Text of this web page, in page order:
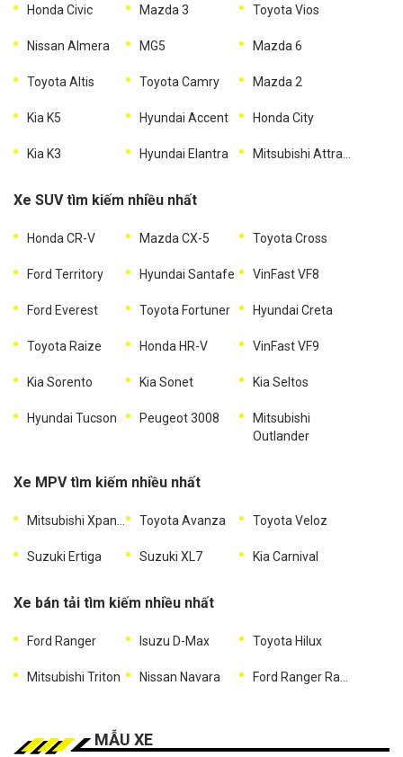
Honda Civic Mazda 3 Toyota Vios
Nissan Almera MG5 Mazda 6
Toyota Altis Toyota Camry Mazda 2
Kia K5 Hyundai Accent Honda City
Kia K3 Hyundai Elantra Mitsubishi Attrage
Xe SUV tìm kiếm nhiều nhất
Honda CR-V Mazda CX-5 Toyota Cross
Ford Territory Hyundai Santafe VinFast VF8
Ford Everest Toyota Fortuner Hyundai Creta
Toyota Raize Honda HR-V VinFast VF9
Kia Sorento Kia Sonet Kia Seltos
Hyundai Tucson Peugeot 3008
Mitsubishi
Outlander
Xe MPV tìm kiếm nhiều nhất
Mitsubishi Xpander Toyota Avanza Toyota Veloz
Suzuki Ertiga Suzuki XL7 Kia Carnival
Xe bán tải tìm kiếm nhiều nhất
Ford Ranger Isuzu D-Max Toyota Hilux
Mitsubishi Triton Nissan Navara Ford Ranger Raptor
MẪU XE